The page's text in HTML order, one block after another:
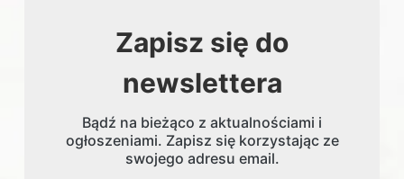
Zapisz się do
newslettera
Bądź na bieżąco z aktualnościami i
ogłoszeniami. Zapisz się korzystając ze
swojego adresu email.